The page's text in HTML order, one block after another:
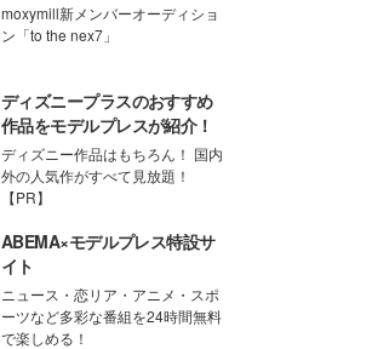
moxymill新メンバーオーディショ
ン「to the nex7」
ディズニープラスのおすすめ
作品をモデルプレスが紹介！
ディズニー作品はもちろん！ 国内
外の人気作がすべて見放題！
【PR】
ABEMA×モデルプレス特設サ
イト
ニュース・恋リア・アニメ・スポ
ーツなど多彩な番組を24時間無料
で楽しめる！